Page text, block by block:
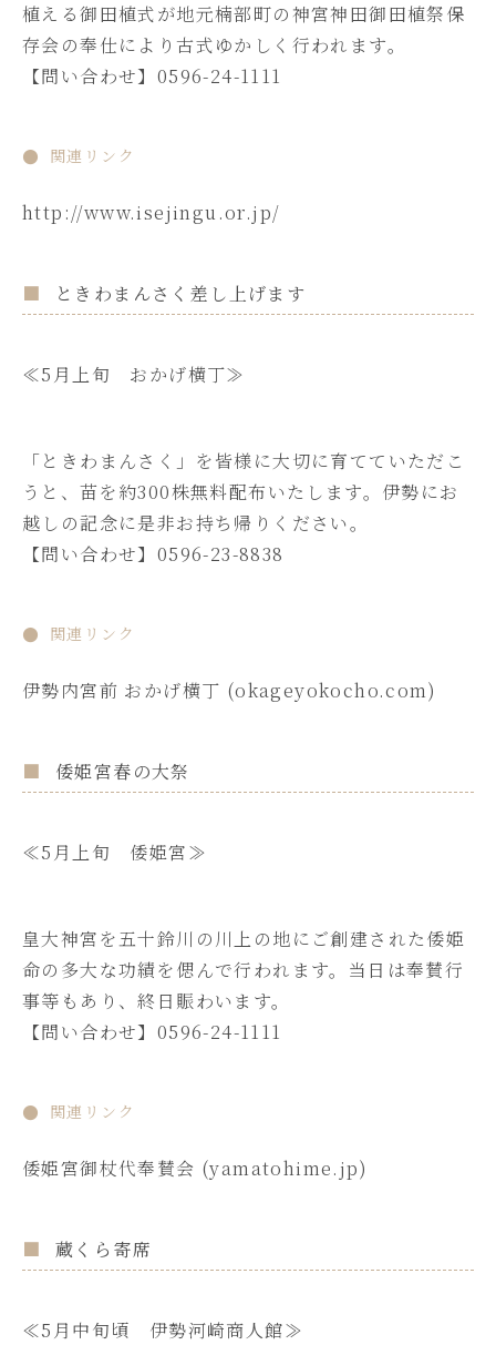
植える御田植式が地元楠部町の神宮神田御田植祭保
存会の奉仕により古式ゆかしく行われます。
【問い合わせ】0596-24-1111
関連リンク
http://www.isejingu.or.jp/
ときわまんさく差し上げます
≪5月上旬 おかげ横丁≫
「ときわまんさく」を皆様に大切に育てていただこ
うと、苗を約300株無料配布いたします。伊勢にお
越しの記念に是非お持ち帰りください。
【問い合わせ】0596-23-8838
関連リンク
伊勢内宮前 おかげ横丁 (okageyokocho.com)
倭姫宮春の大祭
≪5月上旬 倭姫宮≫
皇大神宮を五十鈴川の川上の地にご創建された倭姫
命の多大な功績を偲んで行われます。当日は奉賛行
事等もあり、終日賑わいます。
【問い合わせ】0596-24-1111
関連リンク
倭姫宮御杖代奉賛会 (yamatohime.jp)
蔵くら寄席
≪5月中旬頃 伊勢河崎商人館≫